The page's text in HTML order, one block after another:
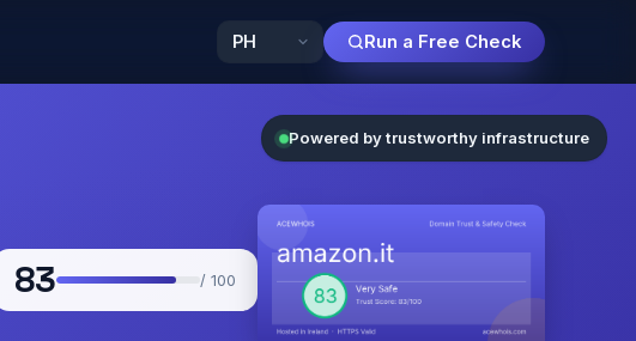
Run a Free Check
83 / 100
Powered by trustworthy infrastructure